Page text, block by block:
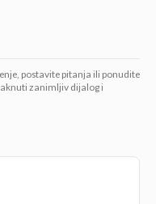
postavite pitanja ili ponudite
zanimljiv dijalog i